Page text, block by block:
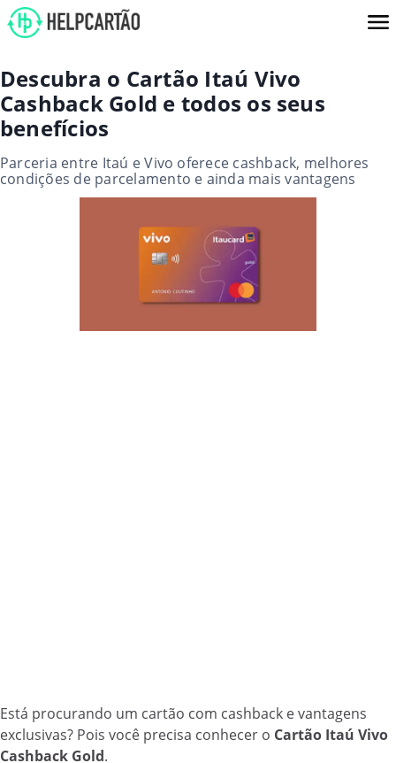
Descubra o Cartão Itaú Vivo
Cashback Gold e todos os seus
benefícios
Parceria entre Itaú e Vivo oferece cashback, melhores
condições de parcelamento e ainda mais vantagens
Está procurando um cartão com cashback e vantagens
exclusivas? Pois você precisa conhecer o Cartão Itaú Vivo
Cashback Gold.